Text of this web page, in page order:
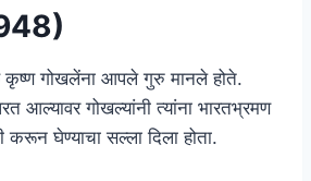
कृष्ण गोखलेंना आपले गुरु मानले होते.
आल्यावर गोखल्यांनी त्यांना भारतभ्रमण
करून घेण्याचा सल्ला दिला होता.